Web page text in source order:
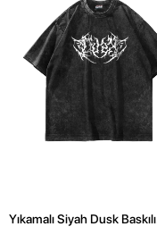
Yıkamalı Siyah Dusk Baskılı